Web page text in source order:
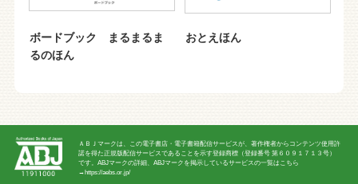
ボードブック まるまるま
るのほん
おとえほん
ＡＢＪマークは、この電子書店・電子書籍配信サービスが、著作権者からコンテンツ使用許
諾を得た正規版配信サービスであることを示す登録商標（登録番号 第６０９１７１３号）
です。ABJマークの詳細、ABJマークを掲示しているサービスの一覧はこちら
→ https://aebs.or.jp/